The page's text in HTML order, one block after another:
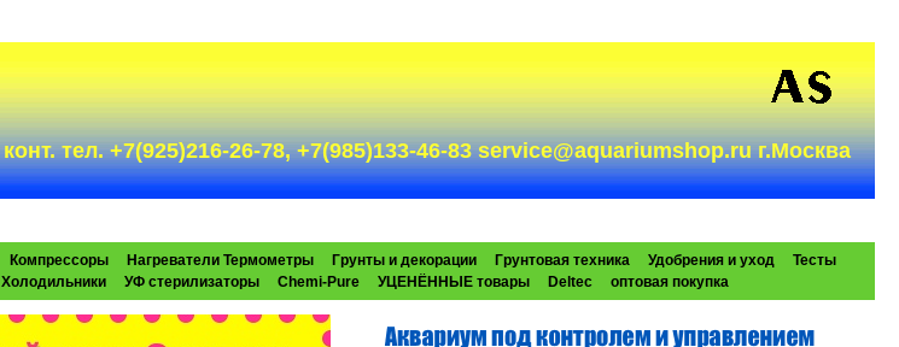
конт. тел. +7(925)216-26-78, +7(985)133-46-83 service@aquariumshop.ru г.Москва
Компрессоры Нагреватели Термометры Грунты и декорации Грунтовая техника Удобрения и уход
Тесты
Холодильники УФ стерилизаторы Chemi-Pure УЦЕНЁННЫЕ товары Deltec оптовая покупка